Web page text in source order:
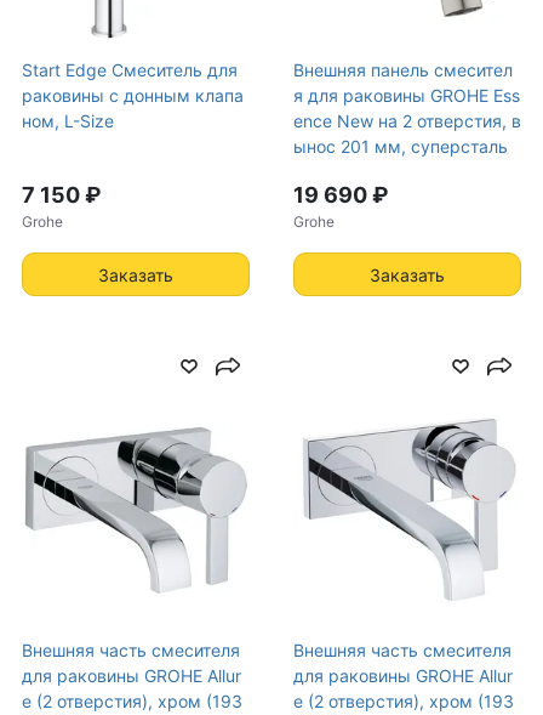
Start Edge Смеситель для
раковины с донным клапа
ном, L-Size
7 150 ₽
Grohe
Заказать
Внешняя панель смесител
я для раковины GROHE Ess
ence New на 2 отверстия, в
ынос 201 мм, суперсталь
19 690 ₽
Grohe
Заказать
Внешняя часть смесителя
для раковины GROHE Allur
e (2 отверстия), хром (193
Внешняя часть смесителя
для раковины GROHE Allur
e (2 отверстия), хром (193